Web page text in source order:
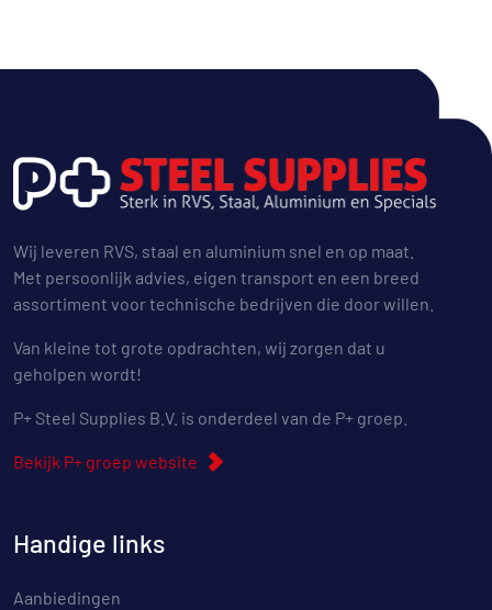
Wij leveren RVS, staal en aluminium snel en op maat.
Met persoonlijk advies, eigen transport en een breed
assortiment voor technische bedrijven die door willen.
Van kleine tot grote opdrachten, wij zorgen dat u
geholpen wordt!
P+ Steel Supplies B.V. is onderdeel van de P+ groep.
Bekijk P+ groep website
Handige links
Aanbiedingen